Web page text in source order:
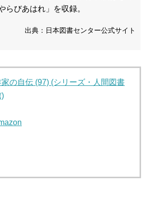
らびあはれ」を収録。
出典：日本図書センター公式サイト
家の自伝 (97) (シリーズ・人間図書
)